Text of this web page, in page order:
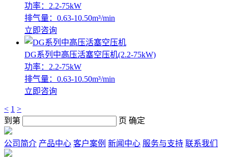
功率：2.2-75kW
排气量：0.63-10.50m³/min
立即咨询
DG系列中高压活塞空压机(2.2-75kW)
功率：2.2-75kW
排气量：0.63-10.50m³/min
立即咨询
< 1 >
到第
页 确定
公司简介 产品中心 客户案例 新闻中心 服务与支持 联系我们